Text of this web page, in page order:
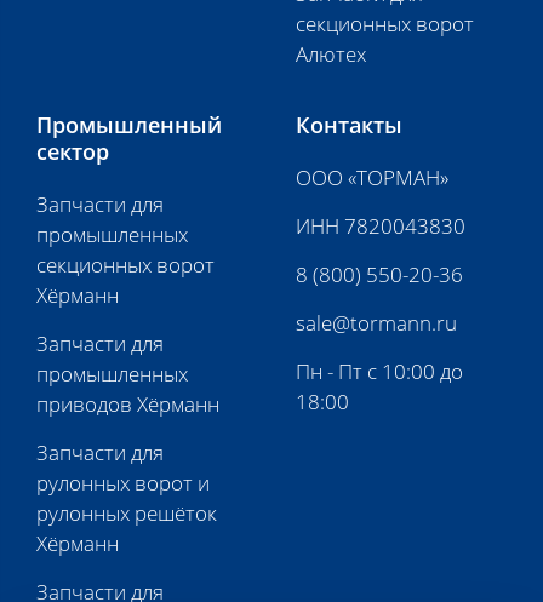
секционных ворот
Алютех
Промышленный
сектор
Запчасти для
промышленных
секционных ворот
Хёрманн
Запчасти для
промышленных
приводов Хёрманн
Запчасти для
рулонных ворот и
рулонных решёток
Хёрманн
Запчасти для
Контакты
ООО «ТОРМАН»
ИНН 7820043830
8 (800) 550-20-36
sale@tormann.ru
Пн - Пт с 10:00 до
18:00